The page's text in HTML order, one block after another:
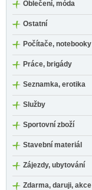
Oblečení, móda
Ostatní
Počítače, notebooky
Práce, brigády
Seznamka, erotika
Služby
Sportovní zboží
Stavební materiál
Zájezdy, ubytování
Zdarma, daruji, akce